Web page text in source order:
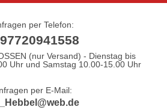
per Telefon:
(nur Versand) - Dienstag bis
Uhr und Samstag 10.00-15.00 Uhr
per E-Mail: